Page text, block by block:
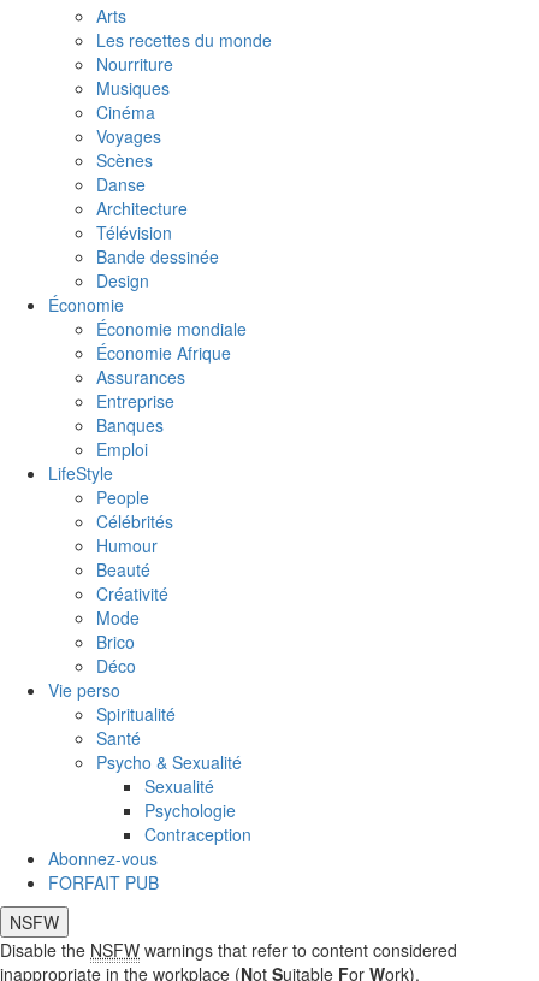
Arts
Les recettes du monde
Nourriture
Musiques
Cinéma
Voyages
Scènes
Danse
Architecture
Télévision
Bande dessinée
Design
Économie
Économie mondiale
Économie Afrique
Assurances
Entreprise
Banques
Emploi
LifeStyle
People
Célébrités
Humour
Beauté
Créativité
Mode
Brico
Déco
Vie perso
Spiritualité
Santé
Psycho & Sexualité
Sexualité
Psychologie
Contraception
Abonnez-vous
FORFAIT PUB
NSFW
Disable the NSFW warnings that refer to content considered
inappropriate in the workplace (Not Suitable For Work).